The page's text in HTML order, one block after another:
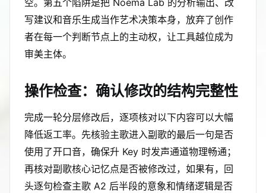
空。第五个陷阱是把 Noema Lab 的分析输出、改
写建议和音乐生成当作艺术决策本身，放弃了创作
者在每一个判断节点上的主动权，让工具越位成为
审美主体。
操作检查：确认修改的结构完整性
完成一轮分层修改后，逐项核对以下内容可以大幅
降低返工率。先核验主歌进入副歌的最后一句是否
使用了开口音，确保升 Key 时发声通道物理畅通；
再核对副歌核心记忆点是否被修改过，如果有，回
头逐句检查主歌 A2 后半段的意象和情绪逻辑是否